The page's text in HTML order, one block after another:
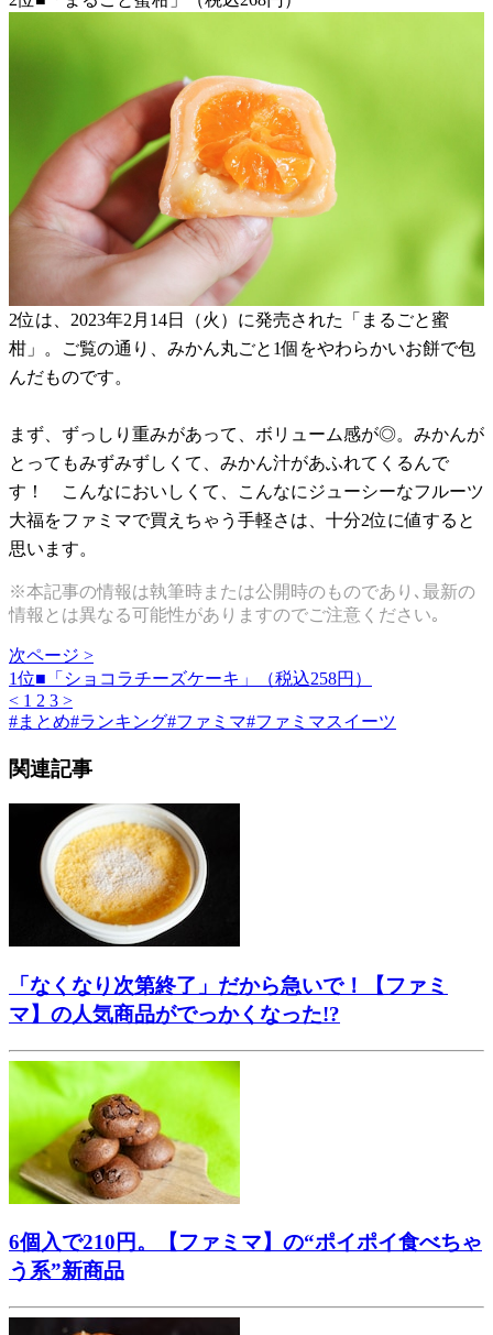
2位は、2023年2月14日（火）に発売された「まるごと蜜
柑」。ご覧の通り、みかん丸ごと1個をやわらかいお餅で包
んだものです。
まず、ずっしり重みがあって、ボリューム感が◎。みかんが
とってもみずみずしくて、みかん汁があふれてくるんで
す！ こんなにおいしくて、こんなにジューシーなフルーツ
大福をファミマで買えちゃう手軽さは、十分2位に値すると
思います。
※本記事の情報は執筆時または公開時のものであり､最新の
情報とは異なる可能性がありますのでご注意ください｡
次ページ >
1位■「ショコラチーズケーキ」（税込258円）
< 1 2 3 >
#まとめ#ランキング#ファミマ#ファミマスイーツ
関連記事
「なくなり次第終了」だから急いで！【ファミ
マ】の人気商品がでっかくなった!?
6個入で210円。【ファミマ】の“ポイポイ食べちゃ
う系”新商品